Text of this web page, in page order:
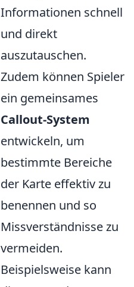
Informationen schnell
und direkt
auszutauschen.
Zudem können Spieler
ein gemeinsames
Callout-System
entwickeln, um
bestimmte Bereiche
der Karte effektiv zu
benennen und so
Missverständnisse zu
vermeiden.
Beispielsweise kann